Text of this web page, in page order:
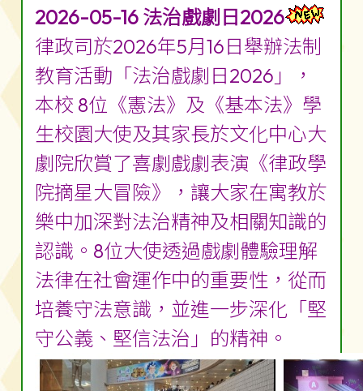
2026-05-16 法治戲劇日2026
律政司於2026年5月16日舉辦法制
教育活動「法治戲劇日2026」，
本校 8位《憲法》及《基本法》學
生校園大使及其家長於文化中心大
劇院欣賞了喜劇戲劇表演《律政學
院摘星大冒險》，讓大家在寓教於
樂中加深對法治精神及相關知識的
認識。8位大使透過戲劇體驗理解
法律在社會運作中的重要性，從而
培養守法意識，並進一步深化「堅
守公義、堅信法治」的精神。